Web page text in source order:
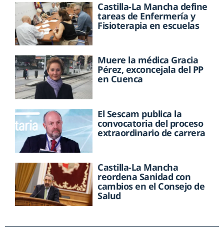
Castilla-La Mancha define
tareas de Enfermería y
Fisioterapia en escuelas
Muere la médica Gracia
Pérez, exconcejala del PP
en Cuenca
El Sescam publica la
convocatoria del proceso
extraordinario de carrera
Castilla-La Mancha
reordena Sanidad con
cambios en el Consejo de
Salud